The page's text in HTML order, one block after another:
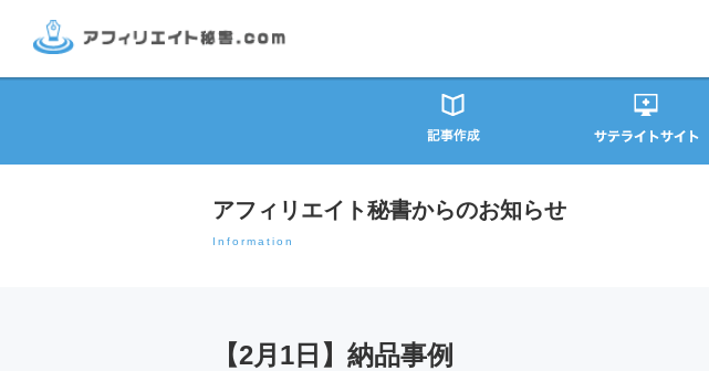
アフィリエイト秘書からのお知らせ
Information
【2月1日】納品事例